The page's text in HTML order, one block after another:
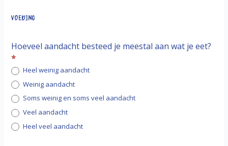
Voeding
Hoeveel aandacht besteed je meestal aan wat je eet?
*
Heel weinig aandacht
Weinig aandacht
Soms weinig en soms veel aandacht
Veel aandacht
Heel veel aandacht